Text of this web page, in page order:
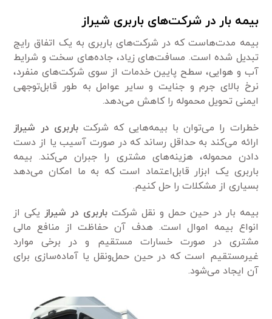
بیمه بار در شرکت‌های باربری شیراز
بیمه مدت‌هاست که در شرکت‌های باربری به یک اتفاق رایج
تبدیل شده است. مسافت‌های زیاد، جاده‌های سخت و شرایط
آب و هوایی، سطح پایین خدمات از سوی شرکت‌های منفرد،
نرخ بالای جرم و جنایت و سایر عوامل به طور قابل‌توجهی
ایمنی تحویل محموله را کاهش می‌دهد.
خطرات را می‌توان با بیمه‌هایی که شرکتباربری در شیراز
ارائه می‌کند به حداقل رساند که در صورت آسیب یا از دست
دادن محموله، هزینه‌های مشتری را جبران می‌کند. بیمه
باربری یک ابزار قابل‌اعتماد است که به ما امکان می‌دهد
بسیاری از مشکلات را حل کنیم.
بیمه بار در حین حمل و نقل شرکت باربری در شیراز یکی از
انواع بیمه اموال است. هدف آن حفاظت از منافع مالی
مشتری در صورت خسارات مستقیم و در برخی موارد
غیرمستقیم است که در حین حمل‌ونقل یا آماده‌سازی برای
آن ایجاد می‌شود.